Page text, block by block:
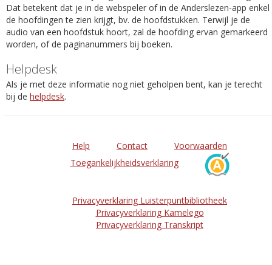
Dat betekent dat je in de webspeler of in de Anderslezen-app enkel
de hoofdingen te zien krijgt, bv. de hoofdstukken. Terwijl je de
audio van een hoofdstuk hoort, zal de hoofding ervan gemarkeerd
worden, of de paginanummers bij boeken.
Helpdesk
Als je met deze informatie nog niet geholpen bent, kan je terecht
bij de helpdesk.
Help Contact
Voorwaarden
Toegankelijkheidsverklaring
Privacyverklaring Luisterpuntbibliotheek
Privacyverklaring Kamelego
Privacyverklaring Transkript